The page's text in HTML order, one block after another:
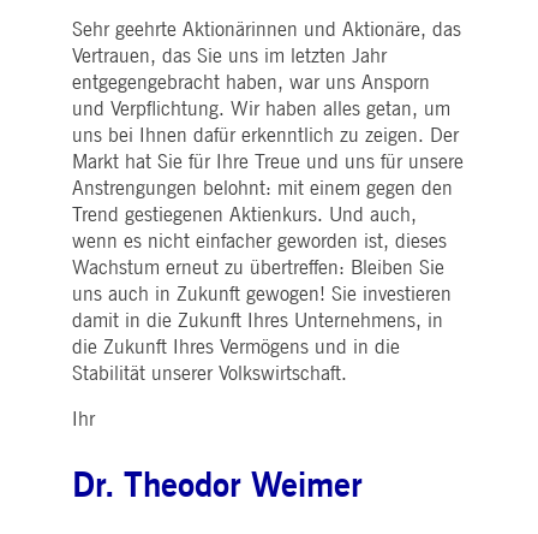
Sehr geehrte Aktionärinnen und Aktionäre, das
Vertrauen, das Sie uns im letzten Jahr
entgegengebracht haben, war uns Ansporn
und Verpflichtung. Wir haben alles getan, um
uns bei Ihnen dafür erkenntlich zu zeigen. Der
Markt hat Sie für Ihre Treue und uns für unsere
Anstrengungen belohnt: mit einem gegen den
Trend gestiegenen Aktienkurs. Und auch,
wenn es nicht einfacher geworden ist, dieses
Wachstum erneut zu übertreffen: Bleiben Sie
uns auch in Zukunft gewogen! Sie investieren
damit in die Zukunft Ihres Unternehmens, in
die Zukunft Ihres Vermögens und in die
Stabilität unserer Volkswirtschaft.
Ihr
Dr. Theodor Weimer